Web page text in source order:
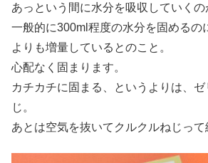
あっという間に水分を吸収していくの
一般的に300ml程度の水分を固めるの
よりも増量しているとのこと。
心配なく固まります。
カチカチに固まる、というよりは、
じ。
あとは空気を抜いてクルクルねじって